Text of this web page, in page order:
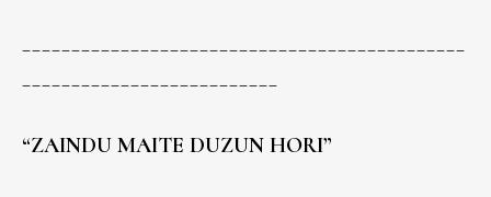
“ZAINDU MAITE DUZUN HORI”